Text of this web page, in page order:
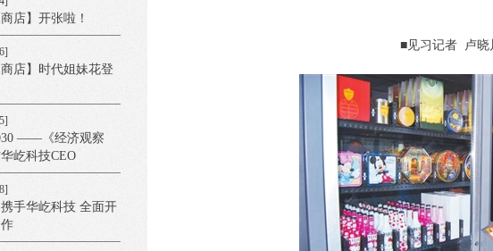
商店】开张啦！
商店】时代姐妹花登
——《经济观察
屹科技CEO
手华屹科技 全面开
■见习记者 卢晓